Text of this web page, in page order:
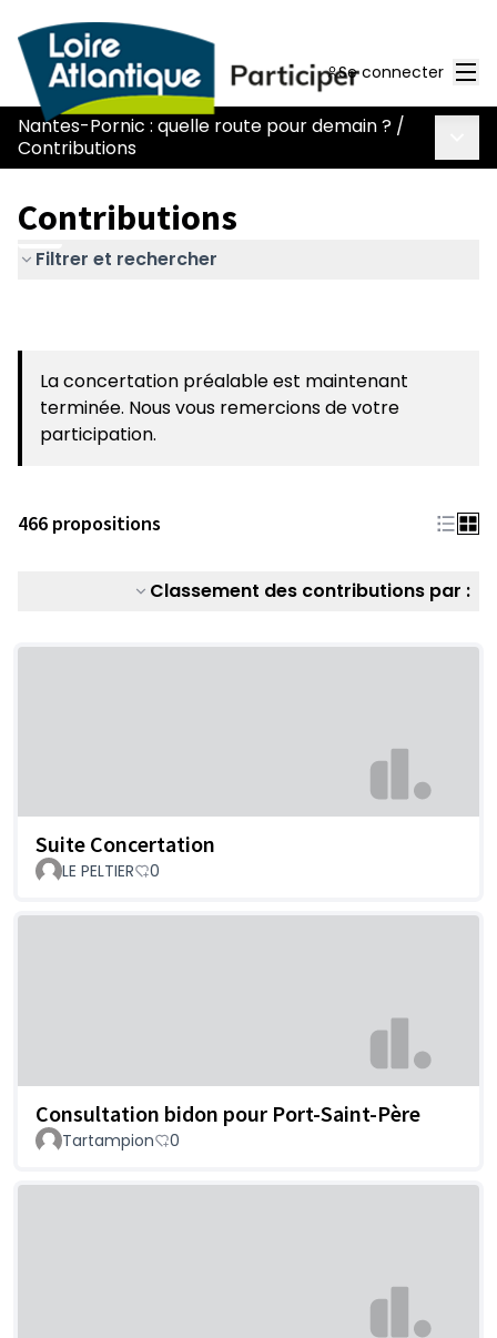
Se connecter
Nantes-Pornic : quelle route pour demain ? /
Contributions
Contributions
Filtrer et rechercher
La concertation préalable est maintenant
terminée. Nous vous remercions de votre
participation.
466 propositions
Classement des contributions par :
Suite Concertation
LE PELTIER 0
Consultation bidon pour Port-Saint-Père
Tartampion 0